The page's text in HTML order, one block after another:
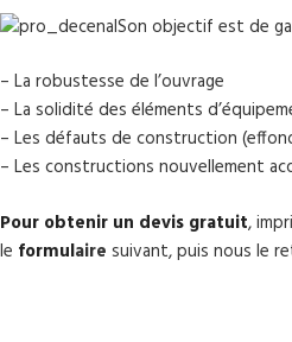
Son objectif est de
– La robustesse de l’ouvrage
– La solidité des éléments
– Les défauts de construction
– Les constructions nouvellement
Pour obtenir un devis gratuit,
le formulaire suivant, puis nous le